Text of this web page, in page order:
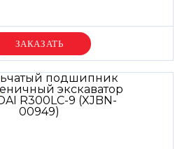
Уточняйте цену